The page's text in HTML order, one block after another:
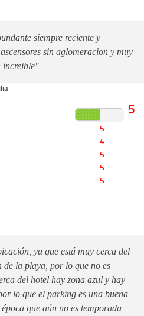
siempre reciente y
sin aglomeracion y muy
increible"
5
5
4
5
5
5
ya que está muy cerca del
la playa, por lo que no es
del hotel hay zona azul y hay
lo que el parking es una buena
que aún no es temporada